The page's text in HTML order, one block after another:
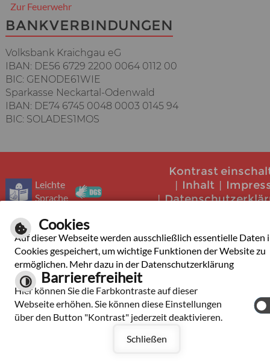
Zur Feuerwehr
BANKVERBINDUNGEN
Volksbank Kraichgau eG
IBAN: DE56 6729 2200 0064 0112 00
BIC: GENODE61WIE
Sparkasse Neckartal-Odenwald
IBAN: DE74 6745 0048 0003 0145 94
BIC: SOLADES1MOS
Leichte
Sprache
Kontrast
Inhalt
Cookies
Auf dieser Webseite werden ausschließlich essentielle Daten
Cookies gespeichert, um wichtige Funktionen der Website zu
ermöglichen. Mehr dazu in der Datenschutzerklärung
Barrierefreiheit
Hier können Sie die Farbkontraste auf dieser
Webseite erhöhen. Sie können diese Einstellungen
über den Button "Kontrast" jederzeit deaktivieren.
Schließen